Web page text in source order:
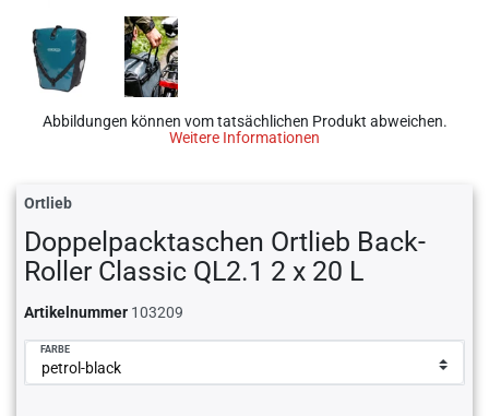
Abbildungen können vom tatsächlichen Produkt abweichen.
Weitere Informationen
Ortlieb
Doppelpacktaschen Ortlieb Back-
Roller Classic QL2.1 2 x 20 L
Artikelnummer 103209
FARBE